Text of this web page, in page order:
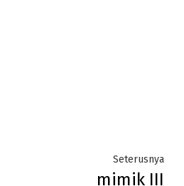
SeterusnyaNext
mimik III